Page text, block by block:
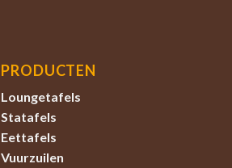
PRODUCTEN
Loungetafels
Statafels
Eettafels
Vuurzuilen